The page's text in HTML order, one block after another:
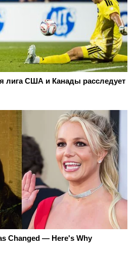
лига США и Канады расследует
Changed — Here's Why